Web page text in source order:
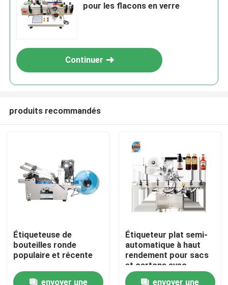
Produits
À propos de nous
pour les flacons en verre
Continuer
produits recommandés
Étiqueteuse de
bouteilles ronde
populaire et récente
envoyer une
Étiqueteur plat semi-
automatique à haut
rendement pour sacs
et cartons avec
estampage à feuille
envoyer une